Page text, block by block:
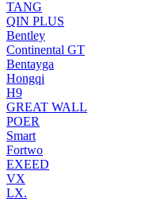
TANG
QIN PLUS
Bentley
Continental GT
Bentayga
Hongqi
H9
GREAT WALL
POER
Smart
Fortwo
EXEED
VX
LX.